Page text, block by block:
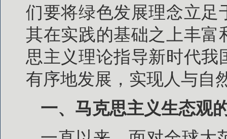
们要将绿色发展理念立足
其在实践的基础之上丰富
思主义理论指导新时代
有序地发展，实现人与自
一、马克思主义生态观